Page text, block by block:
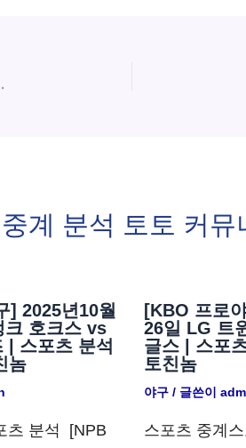
무료 중계 토친놈
계 분석 토토 커
] 2025년10월
크 호크스 vs
| 스포츠 분석
놈
츠 분석 ​ [NPB
[KBO 프로
26일 LG 트
글스 | 스포
토친놈
야구/ 글쓴이
스포츠 중계